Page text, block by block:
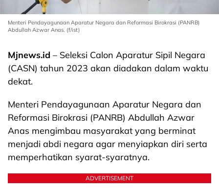
Menteri Pendayagunaan Aparatur Negara dan Reformasi Birokrasi (PANRB)
Abdullah Azwar Anas. (f/ist)
Mjnews.id – Seleksi Calon Aparatur Sipil Negara
(CASN) tahun 2023 akan diadakan dalam waktu
dekat.
Menteri Pendayagunaan Aparatur Negara dan
Reformasi Birokrasi (PANRB) Abdullah Azwar
Anas mengimbau masyarakat yang berminat
menjadi abdi negara agar menyiapkan diri serta
memperhatikan syarat-syaratnya.
ADVERTISEMENT